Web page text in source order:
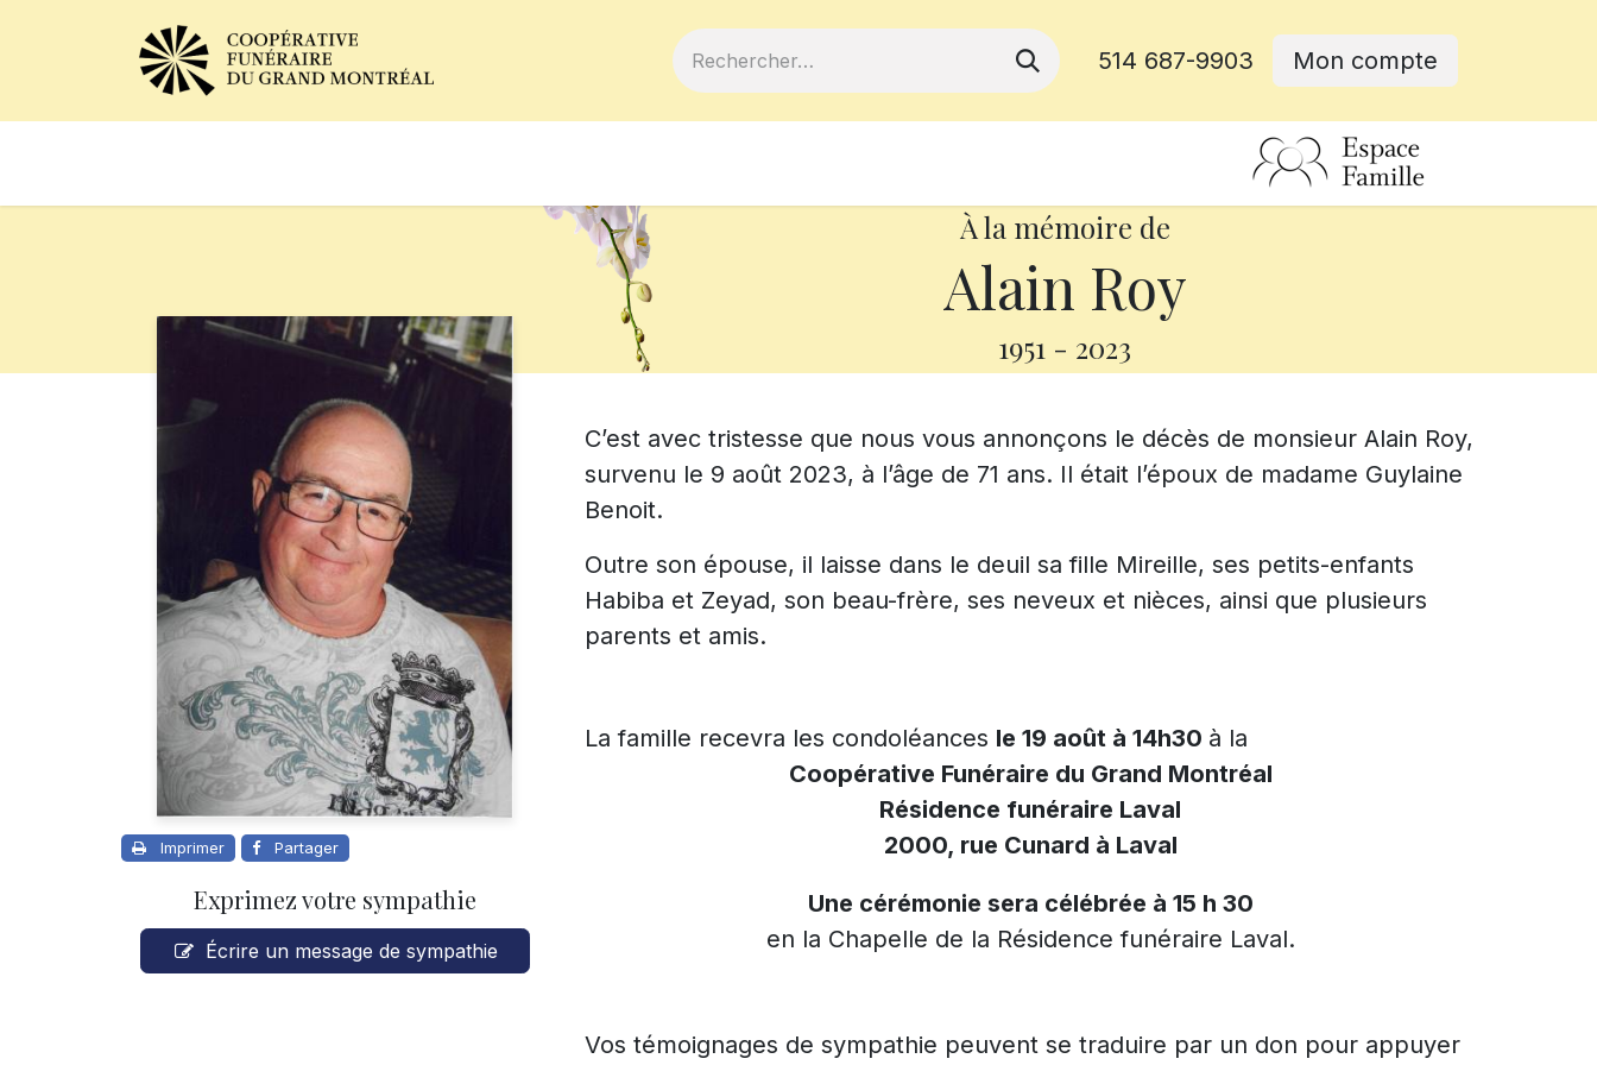
514 687-9903 Mon compte
À la mémoire de
Alain Roy
1951 - 2023
Imprimer Partager
Exprimez votre sympathie
Écrire un message de sympathie
C’est avec tristesse que nous vous annonçons le décès de monsieur Alain Roy,
survenu le 9 août 2023, à l’âge de 71 ans. Il était l’époux de madame Guylaine
Benoit.
Outre son épouse, il laisse dans le deuil sa fille Mireille, ses petits-enfants
Habiba et Zeyad, son beau-frère, ses neveux et nièces, ainsi que plusieurs
parents et amis.
La famille recevra les condoléances le 19 août à 14h30 à la
Coopérative Funéraire du Grand Montréal
Résidence funéraire Laval
2000, rue Cunard à Laval
Une cérémonie sera célébrée à 15 h 30
en la Chapelle de la Résidence funéraire Laval.
Vos témoignages de sympathie peuvent se traduire par un don pour appuyer